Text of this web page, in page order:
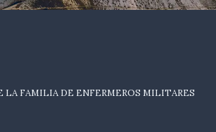
LA FAMILIA DE ENFERMEROS MILITARES